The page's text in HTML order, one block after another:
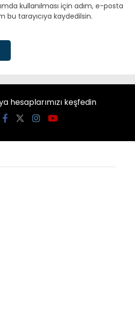
kullanılması için adım, e-posta
bu tarayıcıya kaydedilsin.
hesaplarımızı keşfedin